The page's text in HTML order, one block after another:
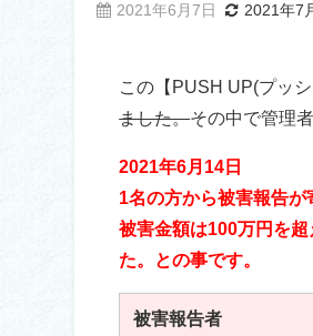
2021年6月7日 2021年7
この【PUSH UP(プッ
ました。その中で管理
2021年6月14日
1名の方から被害報告が
被害金額は100万円を
た。との事です。
被害報告者